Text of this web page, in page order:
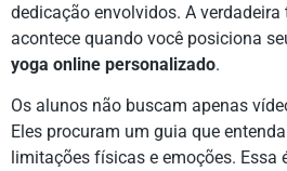
dedicação envolvidos. A
acontece quando você posiciona
yoga online personalizado.
Os alunos não buscam apenas
Eles procuram um guia que
limitações físicas e emoções. Essa